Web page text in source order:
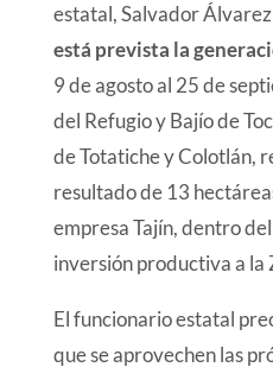
estatal, Salvador
está prevista la
9 de agosto al 25 de
del Refugio y Bajío de
de Totatiche y Colotlán,
resultado de 13
empresa Tajín, dentro
inversión productiva a la
El funcionario estatal
que se aprovechen las